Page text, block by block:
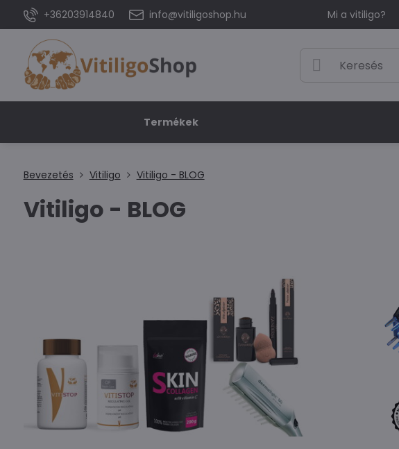
+36203914840 info@vitiligoshop.hu Mi a vitiligo?
Termékek
Bevezetés Vitiligo Vitiligo - BLOG
Vitiligo - BLOG